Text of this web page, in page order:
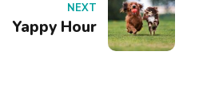
NEXT
Yappy Hour